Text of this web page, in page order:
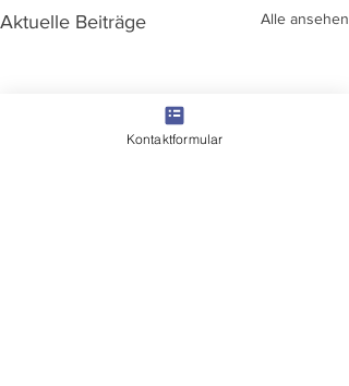
Aktuelle Beiträge Alle ansehen
Kontaktformular